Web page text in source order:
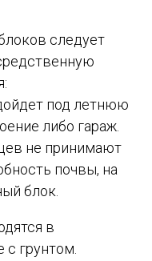
следует
под летнюю
либо гараж.
не принимают
почвы, на
блок.
в
с грунтом.